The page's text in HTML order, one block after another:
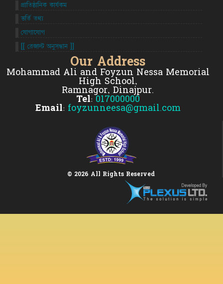
© 2026 All Rights Reserved
Our Address
Mohammad Ali and Foyzun Nessa Memorial
High School,
Ramnagor, Dinajpur.
Tel: 017000000
Email: foyzunneesa@gmail.com
প্রাতিষ্ঠানিক কার্যকম
ভর্তি তথ্য
যোগাযোগ
[[ রেজাল্ট অনুসন্ধান ]]